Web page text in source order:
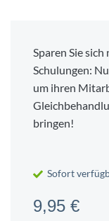
Sparen Sie
Schulungen:
um ihren
bringen!
Sofort
9,95 €